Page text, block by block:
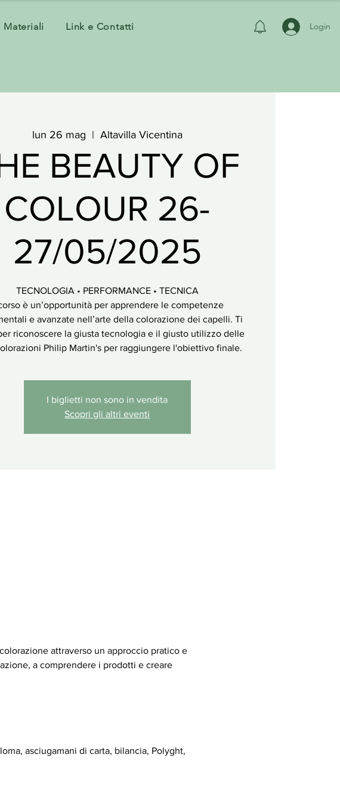
Materiali Link e Contatti Login
lun 26 mag
  |
Altavilla Vicentina
BEAUTY OF
COLOUR 26-
27/05/2025
TECNOLOGIA • PERFORMANCE • TECNICA
è un’opportunità per apprendere le competenze
e avanzate nell’arte della colorazione dei capelli. Ti
riconoscere la giusta tecnologia e il giusto utilizzo delle
Philip Martin's per raggiungere l'obiettivo finale.
I biglietti non sono in vendita
Scopri gli altri eventi
attraverso un approccio pratico e
a comprendere i prodotti e creare
asciugamani di carta, bilancia, Polyght,